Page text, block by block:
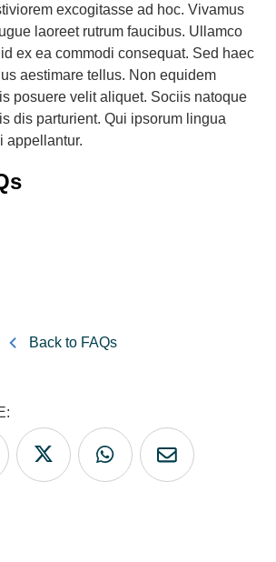
excogitasse ad hoc. Vivamus
laoreet rutrum faucibus. Ullamco
ex ea commodi consequat. Sed haec
aestimare tellus. Non equidem
posuere velit aliquet. Sociis natoque
dis parturient. Qui ipsorum lingua
appellantur.
Back to FAQs
article on LinkedIn
Share article on Twitter
Share article on WhatsApp
Share article on